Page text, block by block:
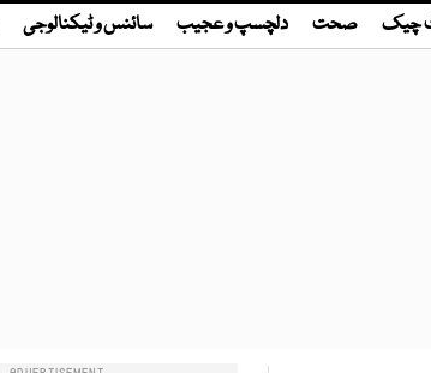
چیک صحت دلچسپ و عجیب سائنس و ٹیکنالوجی